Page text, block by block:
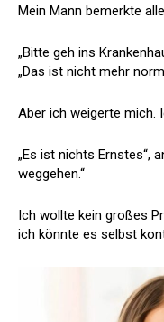
Mein Mann bemerkte
„Bitte geh ins
„Das ist nicht mehr
Aber ich weigerte mich.
„Es ist nichts Ernstes“,
weggehen.“
Ich wollte kein großes
ich könnte es selbst